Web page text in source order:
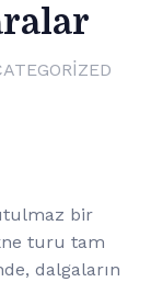
bir
turu tam
dalgaların